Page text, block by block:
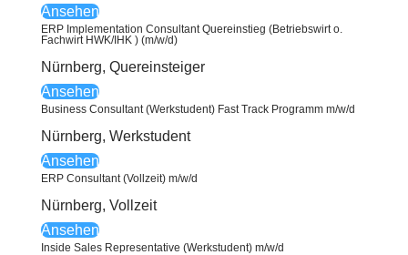
Ansehen
ERP Implementation Consultant Quereinstieg (Betriebswirt o.
Fachwirt HWK/IHK ) (m/w/d)
Nürnberg, Quereinsteiger
Ansehen
Business Consultant (Werkstudent) Fast Track Programm m/w/d
Nürnberg, Werkstudent
Ansehen
ERP Consultant (Vollzeit) m/w/d
Nürnberg, Vollzeit
Ansehen
Inside Sales Representative (Werkstudent) m/w/d